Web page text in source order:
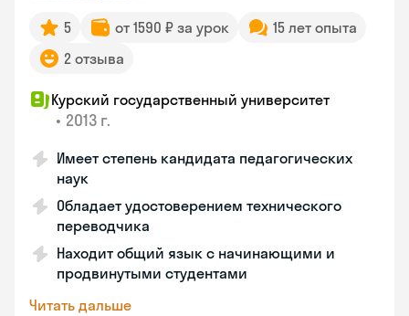
5 от 1590 ₽ за урок
15 лет опыта
2 отзыва
Курский государственный университет
• 2013 г.
Имеет степень кандидата педагогических
наук
Обладает удостоверением технического
переводчика
Находит общий язык с начинающими и
продвинутыми студентами
Читать дальше